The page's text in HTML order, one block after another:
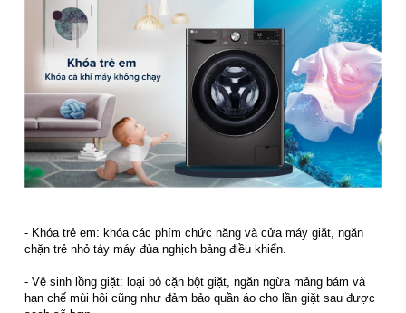
- Khóa trẻ em: khóa các phím chức năng và cửa máy giặt, ngăn
chặn trẻ nhỏ táy máy đùa nghịch bảng điều khiển.
- Vệ sinh lồng giặt: loại bỏ cặn bột giặt, ngăn ngừa mảng bám và
hạn chế mùi hôi cũng như đảm bảo quần áo cho lần giặt sau được